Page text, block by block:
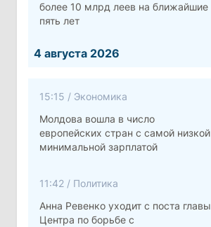
более 10 млрд леев на ближайшие
пять лет
4 августа 2026
15:15 / Экономика
Молдова вошла в число
европейских стран с самой низкой
минимальной зарплатой
11:42 / Политика
Анна Ревенко уходит с поста главы
Центра по борьбе с